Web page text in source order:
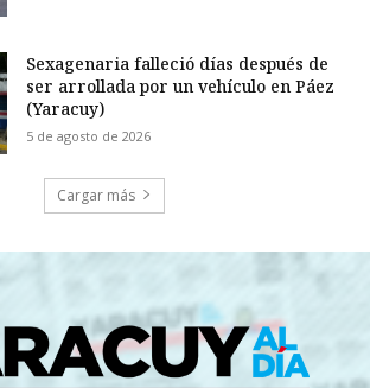
Sexagenaria falleció días después de
ser arrollada por un vehículo en Páez
(Yaracuy)
5 de agosto de 2026
Cargar más